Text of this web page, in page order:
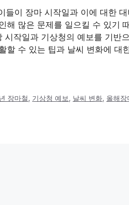
이 장마 시작일과 이에 대한
해 많은 문제를 일으킬 수 있기
작일과 기상청의 예보를 기반
할 수 있는 팁과 날씨 변화에 대
장마철, 기상청 예보, 날씨 변화, 올해장